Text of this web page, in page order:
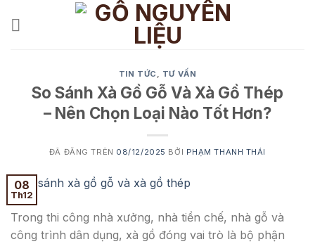
TIN TỨC , TƯ VẤN
So Sánh Xà Gồ Gỗ Và Xà Gồ Thép
– Nên Chọn Loại Nào Tốt Hơn?
ĐÃ ĐĂNG TRÊN 08/12/2025 BỞI PHẠM THANH THÁI
08
Th12
Trong thi công nhà xưởng, nhà tiền chế, nhà gỗ và
công trình dân dụng, xà gồ đóng vai trò là bộ phận